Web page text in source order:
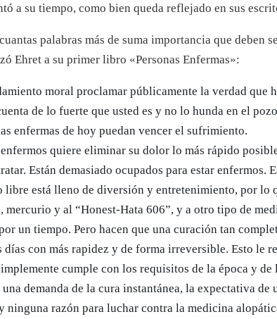
a su tiempo, como bien queda reflejado en sus
palabras más de suma importancia que deben
Ehret a su primer libro «Personas Enfermas»:
moral proclamar públicamente la verdad que
de lo fuerte que usted es y no lo hunda en el
enfermas de hoy puedan vencer el sufrimiento.
quiere eliminar su dolor lo más rápido
Están demasiado ocupados para estar
libre está lleno de diversión y entretenimiento, por lo
mercurio y al “Honest-Hata 606”, y a otro tipo de
un tiempo. Pero hacen que una curación tan
días con más rapidez y de forma irreversible. Esto le
cumple con los requisitos de la época y
demanda de la cura instantánea, la expectativa
ninguna razón para luchar contra la medicina